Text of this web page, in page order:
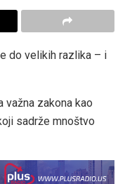
do velikih razlika – i
zakona kao
sadrže mnoštvo